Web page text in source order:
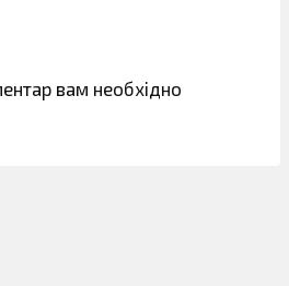
вам необхідно